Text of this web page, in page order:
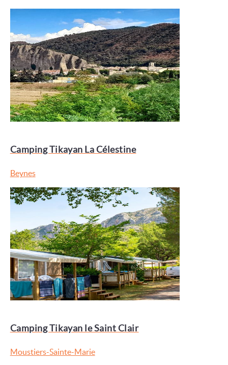
Camping Tikayan La Célestine
Beynes
Camping Tikayan le Saint Clair
Moustiers-Sainte-Marie